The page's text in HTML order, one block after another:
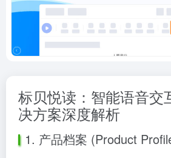
标贝悦读：智能语音交
决方案深度解析
1. 产品档案 (Product